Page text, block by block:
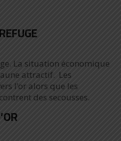
La situation économique
attractif. Les
l’or alors que les
des secousses.